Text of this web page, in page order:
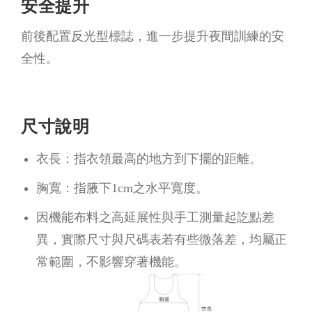
安全提升
前後配置反光型標誌，進一步提升夜間訓練的安
全性。
尺寸說明
衣長：指衣領最高的地方到下擺的距離。
胸寬：指腋下1cm之水平寬度。
因機能布料之高延展性與手工測量起訖點差
異，實際尺寸與尺碼表若有些微落差，均屬正
常範圍，不影響穿著機能。